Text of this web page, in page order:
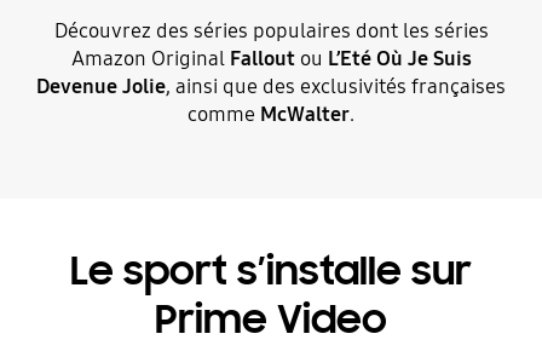
Découvrez des séries populaires dont les séries
Amazon Original Falloutou L’Eté Où Je Suis
Devenue Jolie, ainsi que des exclusivités françaises
comme McWalter.
Le sport s’installe sur
Prime Video